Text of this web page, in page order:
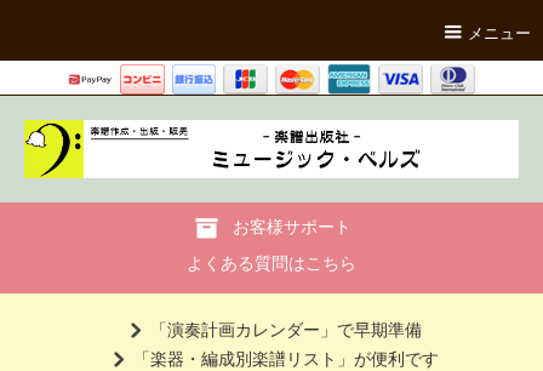
メニュー
お客様サポート
よくある質問はこちら
「演奏計画カレンダー」で早期準備
「楽器・編成別楽譜リスト」が便利です